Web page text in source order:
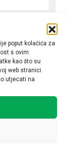
poput kolačića za
s ovim
kao što su
web stranici.
utjecati na